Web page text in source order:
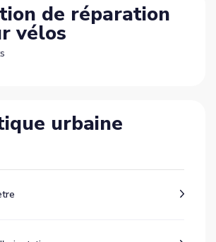
de réparation
vélos
urbaine